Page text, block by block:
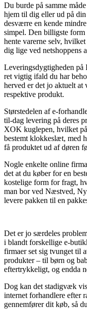
Du burde på samme
hjem til dig eller ud på
desværre en kende
simpel. Den billigste
hente varerne selv,
dig lige ved netshoppens
Leveringsdygtigheden
ret vigtig ifald du har
herved er det jo aktuelt
respektive produkt.
Størstedelen af e-
til-dag levering på deres
XOK kuglepen, hvilket
bestemt klokkeslæt, med
få produktet ud af døren
Nogle enkelte online
det at du køber for en
kostelige form for fragt,
man bor ved Næstved,
levere pakken til en
Det er jo særdeles
i blandt forskellige e-
firmaer set sig tvunget til
produkter – til børn og
eftertrykkeligt, og endda
Dog kan det stadigvæk
internet forhandlere efter
gennemfører dit køb, så